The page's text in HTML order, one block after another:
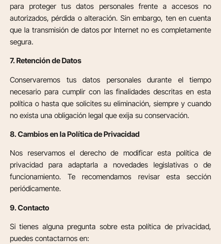
para proteger tus datos personales frente a accesos no
autorizados, pérdida o alteración. Sin embargo, ten en cuenta
que la transmisión de datos por Internet no es completamente
segura.
7. Retención de Datos
Conservaremos tus datos personales durante el tiempo
necesario para cumplir con las finalidades descritas en esta
política o hasta que solicites su eliminación, siempre y cuando
no exista una obligación legal que exija su conservación.
8. Cambios en la Política de Privacidad
Nos reservamos el derecho de modificar esta política de
privacidad para adaptarla a novedades legislativas o de
funcionamiento. Te recomendamos revisar esta sección
periódicamente.
9. Contacto
Si tienes alguna pregunta sobre esta política de privacidad,
puedes contactarnos en: